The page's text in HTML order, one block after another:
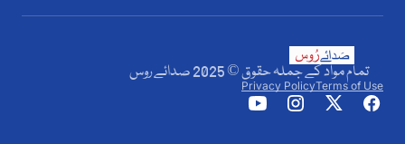
تمام مواد کے جملہ حقوق © 2025 صدائے روس
Terms of Use
Privacy Policy